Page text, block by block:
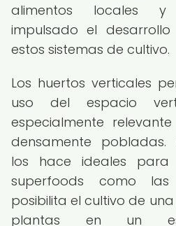
alimentos locales y
impulsado el
estos sistemas de cultivo.
Los huertos verticales
uso del espacio
especialmente
densamente pobladas.
los hace ideales
superfoods como
posibilita el cultivo de
plantas en un